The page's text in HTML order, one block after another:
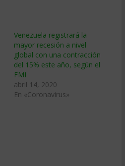
Venezuela registrará la
mayor recesión a nivel
global con una contracción
del 15% este año, según el
FMI
abril 14, 2020
En «Coronavirus»